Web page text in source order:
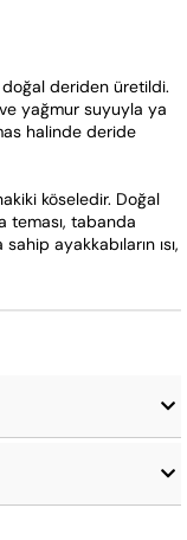
doğal deriden üretildi.
yağmur suyuyla ya
halinde deride
köseledir. Doğal
teması, tabanda
ayakkabıların ısı,